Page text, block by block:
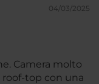
e dalla
il ristorante Oro
con vista
con un costo
04/03/2025
Camera molto
roof-top con una